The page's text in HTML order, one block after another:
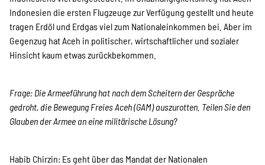
Indonesien die ersten Flugzeuge zur Verfügung gestellt und heute
tragen Erdöl und Erdgas viel zum Nationaleinkommen bei. Aber im
Gegenzug hat Aceh in politischer, wirtschaftlicher und sozialer
Hinsicht kaum etwas zurückbekommen.
Frage: Die Armeeführung hat nach dem Scheitern der Gespräche
gedroht, die Bewegung Freies Aceh (GAM) auszurotten. Teilen Sie den
Glauben der Armee an eine militärische Lösung?
Habib Chirzin: Es geht über das Mandat der Nationalen